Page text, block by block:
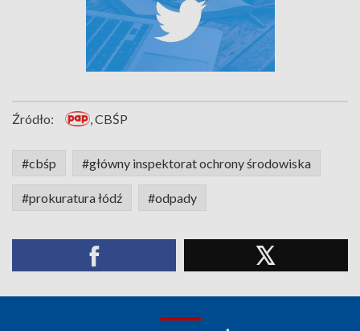
Źródło: , CBŚP
#cbśp #główny inspektorat ochrony środowiska
#prokuratura łódź #odpady